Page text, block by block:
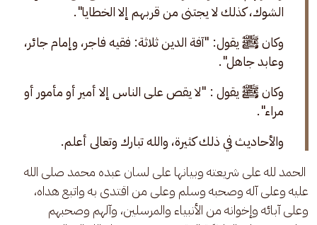
الشوك، كذلك لا يجتنى من قربهم إلا الخطايا".
وكان ﷺ يقول: "آفة الدين ثلاثة: فقيه فاجر، وإمام جائر،
وعابد جاهل".
وكان ﷺ يقول : "لا يقص على الناس إلا أمير أو مأمور أو
مراء".
والأحاديث في ذلك كثيرة، والله تبارك وتعالى أعلم.
الحمد لله على شريعته وبيانها على لسان عبده محمد صلى الله
عليه وعلى آله وصحبه وسلم وعلى من اقتدى به واتبع هداه،
وعلى آبائه وإخوانه من الأنبياء والمرسلين، وآلهم وصحبهم